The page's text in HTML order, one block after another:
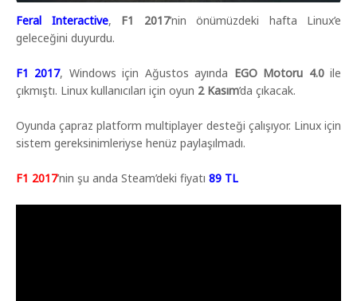
Feral Interactive, F1 2017’nin önümüzdeki hafta Linux’e
geleceğini duyurdu.
F1 2017, Windows için Ağustos ayında EGO Motoru 4.0ile
çıkmıştı. Linux kullanıcıları için oyun 2 Kasım’da çıkacak.
Oyunda çapraz platform multiplayer desteği çalışıyor. Linux için
sistem gereksinimleriyse henüz paylaşılmadı.
F1 2017’nin şu anda Steam’deki fiyatı 89 TL